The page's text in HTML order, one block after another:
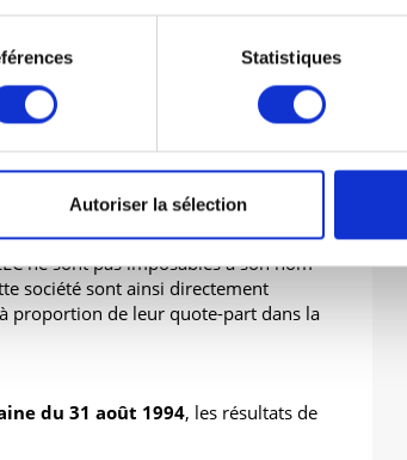
Statistiques
Autoriser la sélection
peine à reconnaitre le véhicule
propres aux société de capitaux et
aux SARL dans la mesure où elle
à se rapprocher d’une société de
ne sont pas imposables à son nom
société sont ainsi directement
proportion de leur quote-part dans la
du 31 août 1994, les résultats de